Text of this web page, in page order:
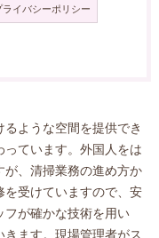
ライバシーポリシー
ような空間を提供でき
ています。外国人をは
が、清掃業務の進め方か
を受けていますので、安
が確かな技術を用い
ます。現場管理者がス